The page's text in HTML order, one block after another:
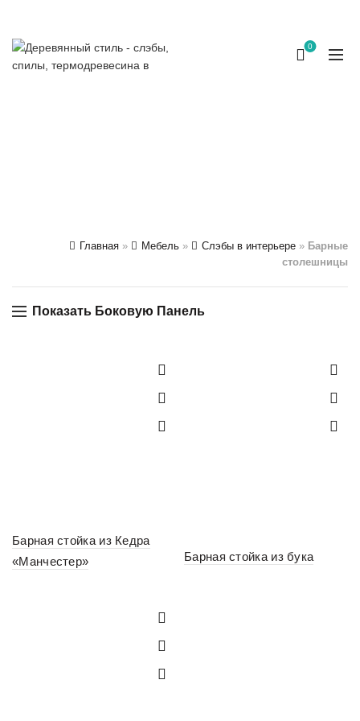
0
Главная » Мебель » Слэбы в интерьере » Барные
столешницы
Показать Боковую Панель
Барная стойка из Кедра
«Манчестер»
Барная стойка из бука